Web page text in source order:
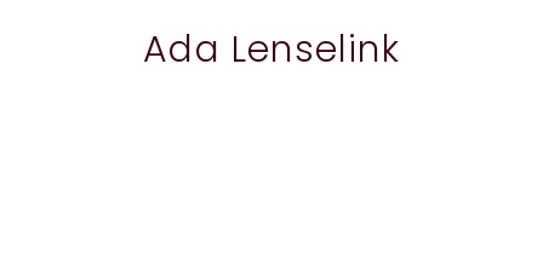
Ada Lenselink